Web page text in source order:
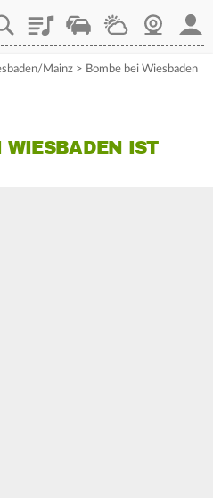
PlaylistStaupilotWetterWebcam
Mainz > Bombe bei Wiesbaden
IST